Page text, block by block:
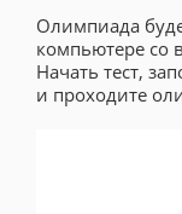
Олимпиада
компьютере со
Начать тест,
и проходите